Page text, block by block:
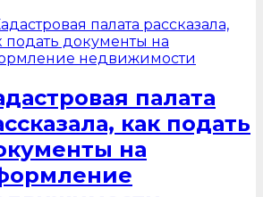
палата
как подать
на